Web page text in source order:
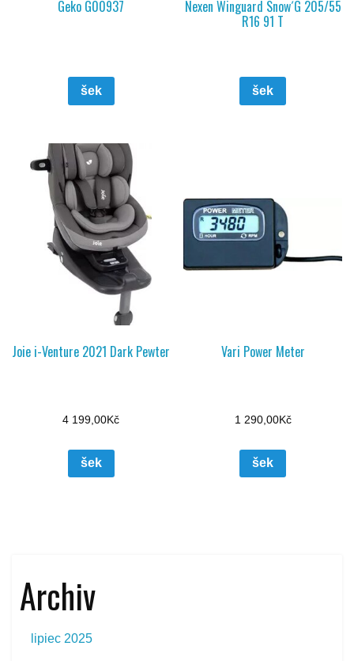
Geko G00937
šek
Nexen Winguard Snow´G 205/55
R16 91 T
šek
Joie i-Venture 2021 Dark Pewter
4 199,00Kč
šek
Vari Power Meter
1 290,00Kč
šek
Archiv
lipiec 2025